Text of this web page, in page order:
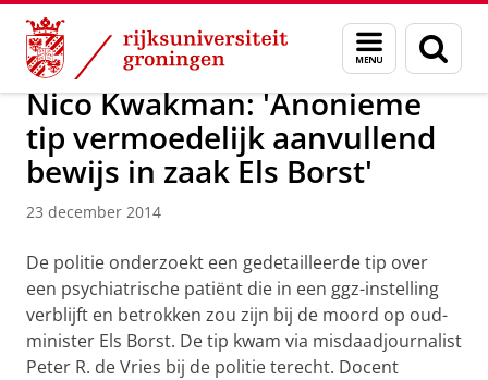
Skip
Content
Skip
Navigation
Menu
en
zoeken
Over ons Actueel Nieuws Nieuwsberichten
Nico Kwakman: 'Anonieme
tip vermoedelijk aanvullend
bewijs in zaak Els Borst'
23 december 2014
De politie onderzoekt een gedetailleerde tip over
een psychiatrische patiënt die in een ggz-instelling
verblijft en betrokken zou zijn bij de moord op oud-
minister Els Borst. De tip kwam via misdaadjournalist
Peter R. de Vries bij de politie terecht. Docent